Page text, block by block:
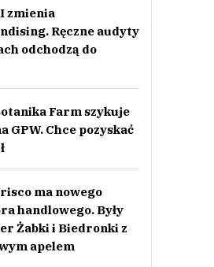
zmienia
Ręczne audyty
odchodzą do
Farm szykuje
GPW. Chce pozyskać
ma nowego
handlowego. Były
Żabki i Biedronki z
apelem